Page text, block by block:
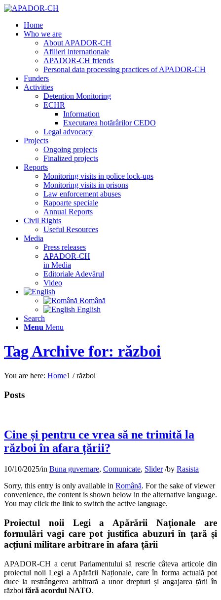
Home
Who we are
About APADOR-CH
Afilieri internaționale
APADOR-CH friends
Personal data processing practices of APADOR-CH
Funders
Activities
Detention Monitoring
ECHR
Information
Executarea hotărârilor CEDO
Legal advocacy
Projects
Ongoing projects
Finalized projects
Reports
Monitoring visits in police lock-ups
Monitoring visits in prisons
Law enforcement abuses
Rapoarte speciale
Annual Reports
Civil Rights
Useful Resources
Media
Press releases
APADOR-CH
in Media
Editoriale Adevărul
Video
Română
English
Search
Menu Menu
Tag Archive for: război
You are here: Home1 / război
Posts
Cine și pentru ce vrea să ne trimită la
război în afara țării?
10/10/2025/in Buna guvernare, Comunicate, Slider /by Rasista
Sorry, this entry is only available in Română. For the sake of viewer
convenience, the content is shown below in the alternative language.
You may click the link to switch the active language.
Proiectul noii Legi a Apărării Naționale are
formulări vagi care pot justifica abuzuri în țară și
acțiuni militare arbitrare în afara țării
APADOR-CH a cerut Parlamentului să rescrie câteva articole din
proiectul noii Legi a Apărării Naționale, care în forma actuală pot
duce la restrângerea arbitrară a unor drepturi și angajarea țării în
război fără acordul NATO.